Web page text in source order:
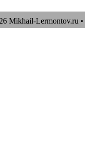
Mikhail-Lermontov.ru •